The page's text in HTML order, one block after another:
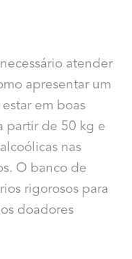
atender
apresentar um
em boas
partir de 50 kg e
nas
O banco de
rigorosos para
doadores